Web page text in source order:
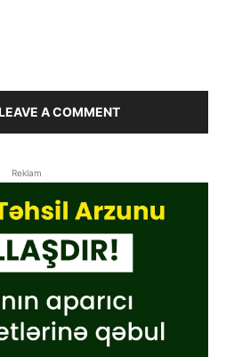
A COMMENT
Reklam